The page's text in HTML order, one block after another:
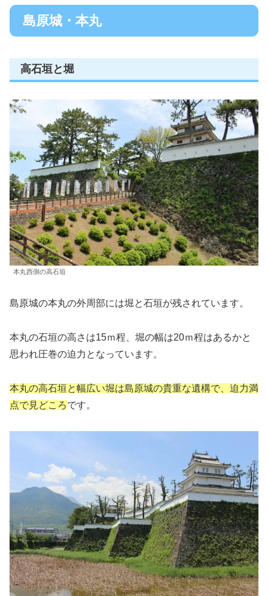
島原城・本丸
高石垣と堀
本丸西側の高石垣
島原城の本丸の外周部には堀と石垣が残されています。
本丸の石垣の高さは15ｍ程、堀の幅は20ｍ程はあるかと
思われ圧巻の迫力となっています。
本丸の高石垣と幅広い堀は島原城の貴重な遺構で、迫力満
点で見どころです。